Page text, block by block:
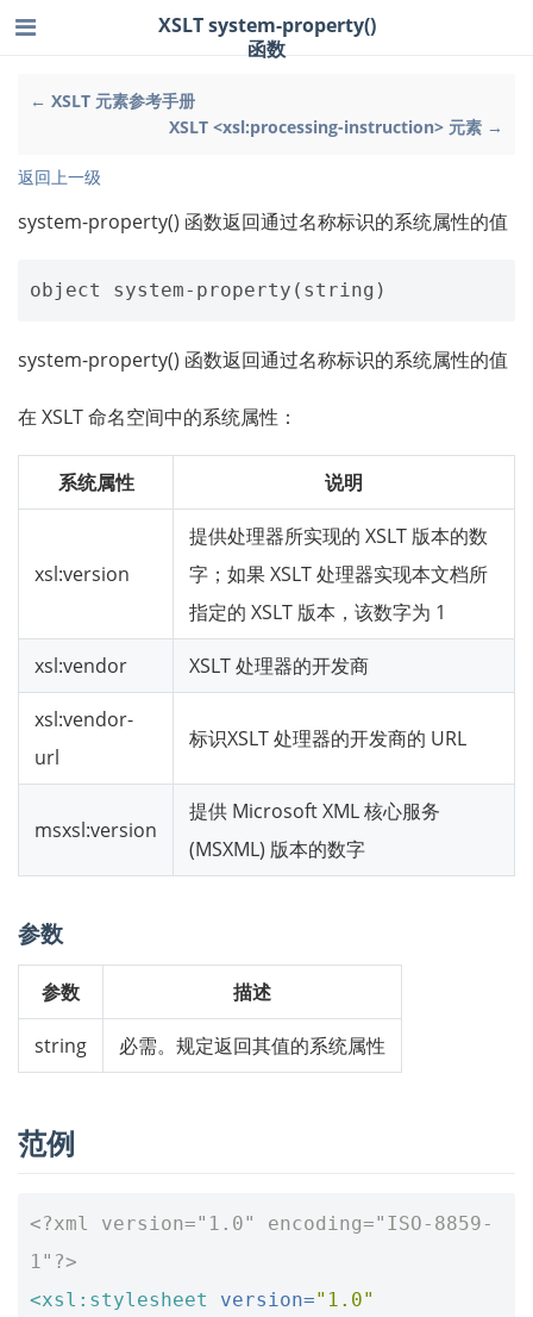
← XSLT 元素参考手册
XSLT <xsl:processing-instruction> 元素 →
XSLT system-property()
函数
返回上一级
system-property() 函数返回通过名称标识的系统属性的值
system-property() 函数返回通过名称标识的系统属性的值
在 XSLT 命名空间中的系统属性：
系统属性 说明
xsl:version
提供处理器所实现的 XSLT 版本的数
字；如果 XSLT 处理器实现本文档所
指定的 XSLT 版本，该数字为 1
xsl:vendor XSLT 处理器的开发商
xsl:vendor-
url
标识XSLT 处理器的开发商的 URL
msxsl:version
提供 Microsoft XML 核心服务
(MSXML) 版本的数字
参数
参数 描述
string 必需。规定返回其值的系统属性
范例
<?xml version="1.0" encoding="ISO-8859-
1"?>
<xsl:stylesheet
version="1.0"